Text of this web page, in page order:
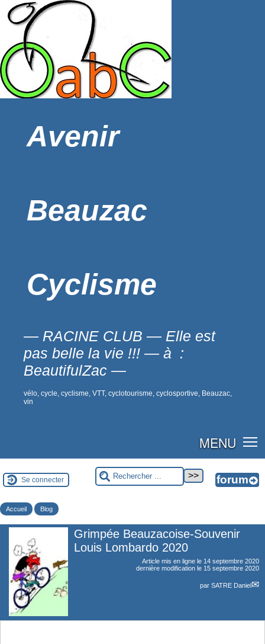
Avenir
Beauzac
Cyclisme
— RACINE CLUB — Elle est
pas belle la vie !!! — à :
BeautifulZac —
vélo, cycle, cyclisme, VTT, cyclotourisme, cyclosportive, Beauzac,
vin
MENU
Se connecter
Accueil Blog
Grimpée Beauzacoise-Souvenir
Louis Lombardo 2020
Article mis en ligne le 14 septembre 2020
dernière modification le 15 septembre 2020
par SATRE Daniel